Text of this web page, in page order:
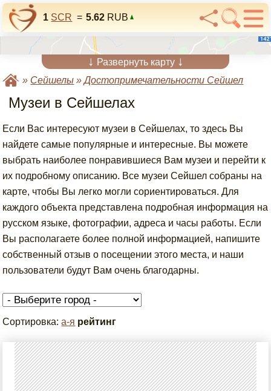
1 SCR = 5.62 RUB
↓ Развернуть карту ↓
» Сейшелы »Достопримечательности Сейшел
Музеи в Сейшелах
Если Вас интересуют музеи в Сейшелах, то здесь Вы
найдете самые популярные и интересные. Вы можете
выбрать наиболее понравившиеся Вам музеи и перейти к
их подробному описанию. Все музеи Сейшел собраны на
карте, чтобы Вы легко могли сориентироваться. Для
каждого объекта представлена подробная информация на
русском языке, фотографии, адреса и часы работы. Если
Вы располагаете более полной информацией, напишите
собственный отзыв о посещении этого места, и наши
пользователи будут Вам очень благодарны.
Сортировка:а-я рейтинг